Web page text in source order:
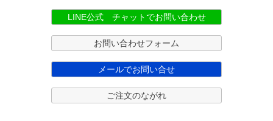
LINE公式 チャットでお問い合わせ
お問い合わせフォーム
メールでお問い合せ
ご注文のながれ